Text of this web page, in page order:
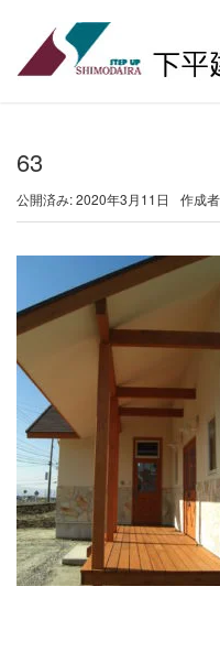
63
公開済み: 2020年3月11日 作成